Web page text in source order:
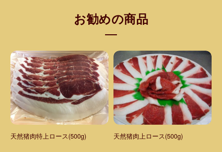
お勧めの商品
天然猪肉特上ロース(500g) 天然猪肉上ロース(500g)